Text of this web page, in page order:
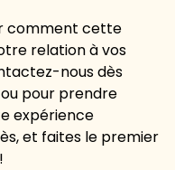
comment cette
relation à vos
nous dès
ou pour prendre
expérience
et faites le premier